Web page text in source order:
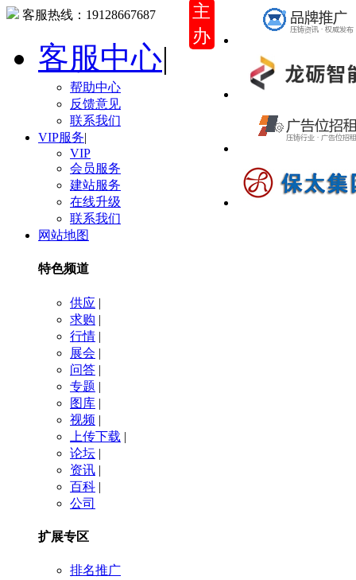
客服热线： 19128667687
客服中心|
帮助中心
反馈意见
联系我们
VIP服务|
VIP
会员服务
建站服务
在线升级
联系我们
网站地图
特色频道
供应 |
求购 |
行情 |
展会 |
问答 |
专题 |
图库 |
视频 |
上传下载 |
论坛 |
资讯 |
百科 |
公司
扩展专区
排名推广
主
办